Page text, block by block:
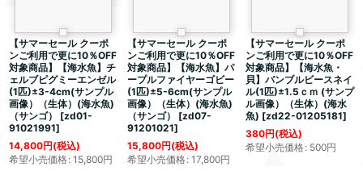
【サマーセール クーポ
ンご利用で更に10％OFF
対象商品】【海水魚】チ
ェルブピグミーエンゼル
(1匹)±3-4cm(サンプル
画像）（生体）(海水魚)
（サンゴ）
[zd01-
91021991]
14,800円(税込)
希望小売価格: 15,800円
【サマーセール クーポ
ンご利用で更に10％OFF
対象商品】【海水魚】パ
ープルファイヤーゴビー
(1匹)±5-6cm(サンプル
画像）（生体）(海水魚)
（サンゴ）
[zd07-
91201021]
15,800円(税込)
希望小売価格: 17,800円
【サマーセール クーポ
ンご利用で更に10％OFF
対象商品】【海水魚・
貝】バンブルビースネイ
ル(1匹)±1.5ｃｍ (サンプ
ル画像）（生体）(海水
魚) [zd22-01205181]
380円(税込)
希望小売価格: 500円